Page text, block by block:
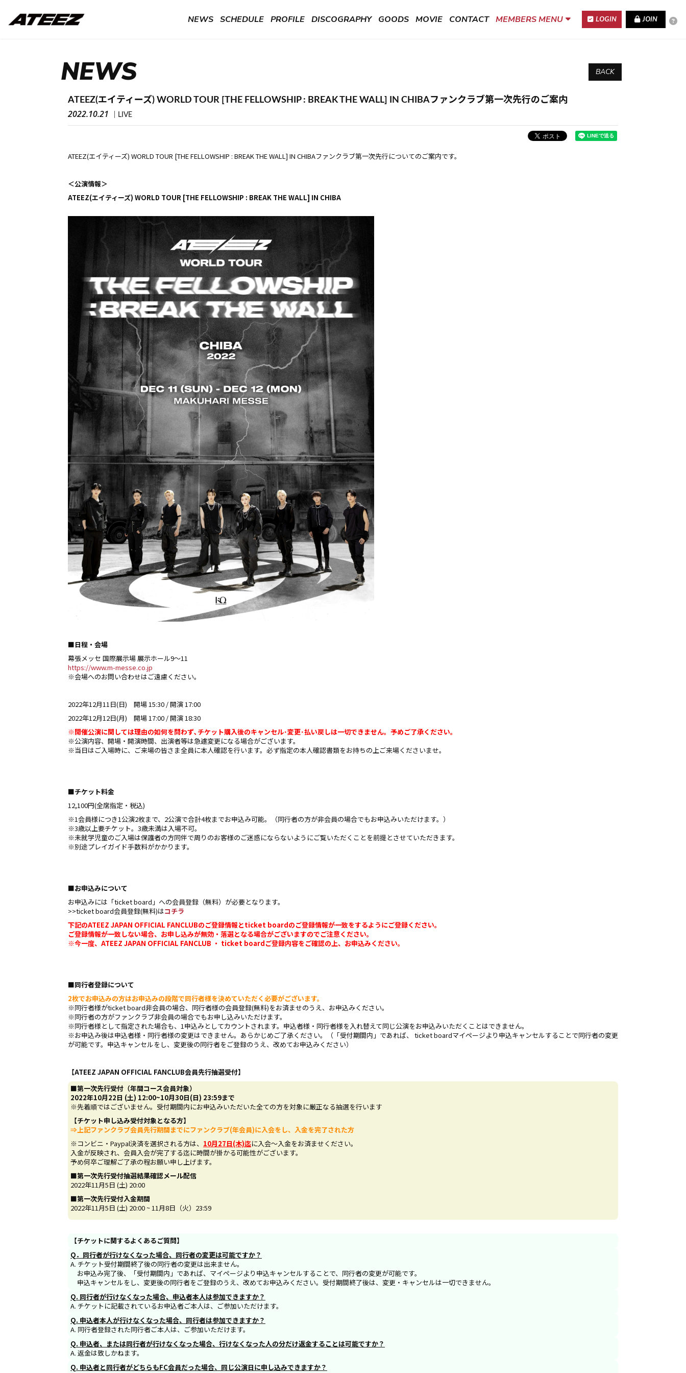
NEWS SCHEDULE PROFILE DISCOGRAPHY GOODS MOVIE CONTACT MEMBERS MENU LOGIN JOIN
NEWS BACK
ATEEZ(エイティーズ) WORLD TOUR [THE FELLOWSHIP : BREAK THE WALL] IN CHIBAファンクラブ第一次先行のご案内
2022.10.21 LIVE
ATEEZ(エイティーズ) WORLD TOUR [THE FELLOWSHIP : BREAK THE WALL] IN CHIBAファンクラブ第一次先行についてのご案内です。
＜公演情報＞
ATEEZ(エイティーズ) WORLD TOUR [THE FELLOWSHIP : BREAK THE WALL] IN CHIBA
■日程・会場
幕張メッセ 国際展示場 展示ホール9～11
https://www.m-messe.co.jp
※会場へのお問い合わせはご遠慮ください。
2022年12月11日(日) 開場 15:30 / 開演 17:00
2022年12月12日(月) 開場 17:00 / 開演 18:30
※開催公演に関しては理由の如何を問わず､チケット購入後のキャンセル･変更･払い戻しは一切できません。予めご了承ください。
※公演内容、開場・開演時間、出演者等は急遽変更になる場合がございます。
※当日はご入場時に、ご来場の皆さま全員に本人確認を行います。必ず指定の本人確認書類をお持ちの上ご来場くださいませ。
■チケット料金
12,100円(全席指定・税込)
※1会員様につき1公演2枚まで、2公演で合計4枚までお申込み可能。（同行者の方が非会員の場合でもお申込みいただけます。）
※3歳以上要チケット。3歳未満は入場不可。
※未就学児童のご入場は保護者の方同伴で周りのお客様のご迷惑にならないようにご覧いただくことを前提とさせていただきます。
※別途プレイガイド手数料がかかります。
■お申込みについて
お申込みには「ticket board」への会員登録（無料）が必要となります。
>>ticket board会員登録(無料)はコチラ
下記のATEEZ JAPAN OFFICIAL FANCLUBのご登録情報とticket boardのご登録情報が一致をするようにご登録ください。
ご登録情報が一致しない場合、お申し込みが無効・落選となる場合がございますのでご注意ください。
※今一度、ATEEZ JAPAN OFFICIAL FANCLUB ・ ticket boardご登録内容をご確認の上、お申込みください。
■同行者登録について
2枚でお申込みの方はお申込みの段階で同行者様を決めていただく必要がございます。
※同行者様がticket board非会員の場合、同行者様の会員登録(無料)をお済ませのうえ、お申込みください。
※同行者の方がファンクラブ非会員の場合でもお申し込みいただけます。
※同行者様として指定された場合も、1申込みとしてカウントされます。申込者様・同行者様を入れ替えて同じ公演をお申込みいただくことはできません。
※お申込み後は申込者様・同行者様の変更はできません。あらかじめご了承ください。（「受付期間内」であれば、 ticket boardマイページより申込キャンセルすることで同行者の変更
が可能です。申込キャンセルをし、変更後の同行者をご登録のうえ、改めてお申込みください）
【ATEEZ JAPAN OFFICIAL FANCLUB会員先行抽選受付】
■第一次先行受付（年間コース会員対象）
2022年10月22日 (土) 12:00~10月30日(日) 23:59まで
※先着順ではございません。受付期間内にお申込みいただいた全ての方を対象に厳正なる抽選を行います
【チケット申し込み受付対象となる方】
⇒上記ファンクラブ会員先行期間までにファンクラブ(年会員)に入会をし、入金を完了された方
※コンビニ・Paypal決済を選択される方は、 10月27日(木)迄に入会〜入金をお済ませください。
入金が反映され、会員入会が完了する迄に時間が掛かる可能性がございます。
予め何卒ご理解ご了承の程お願い申し上げます。
■第一次先行受付抽選結果確認メール配信
2022年11月5日 (土) 20:00
■第一次先行受付入金期間
2022年11月5日 (土) 20:00 ~ 11月8日（火）23:59
【チケットに関するよくあるご質問】
Q．同行者が行けなくなった場合、同行者の変更は可能ですか？
A. チケット受付期間終了後の同行者の変更は出来ません。
お申込み完了後、「受付期間内」であれば、マイページより申込キャンセルすることで、同行者の変更が可能です。
申込キャンセルをし、変更後の同行者をご登録のうえ、改めてお申込みください。受付期間終了後は、変更・キャンセルは一切できません。
Q. 同行者が行けなくなった場合、申込者本人は参加できますか？
A. チケットに記載されているお申込者ご本人は、ご参加いただけます。
Q. 申込者本人が行けなくなった場合、同行者は参加できますか？
A. 同行者登録された同行者ご本人は、ご参加いただけます。
Q. 申込者、または同行者が行けなくなった場合、行けなくなった人の分だけ返金することは可能ですか？
A. 返金は致しかねます。
Q. 申込者と同行者がどちらもFC会員だった場合、同じ公演日に申し込みできますか？